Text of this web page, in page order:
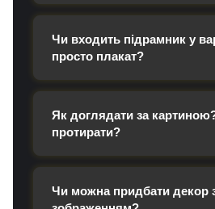
Чи входить підрамник у
просто плакат?
Як доглядати за
протирати?
Чи можна придбати декор